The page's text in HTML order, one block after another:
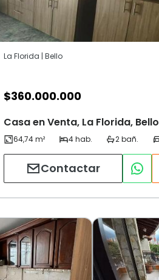
La Florida | Bello
$360.000.000
Casa en Venta, La Florida, Bello
Contactar